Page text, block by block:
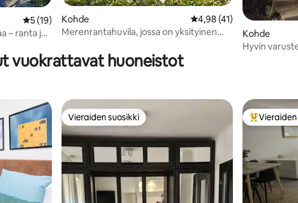
Keskimääräinen arvio 5/5, 19 arvostelua
5 (19)
– ranta ja
Kohde Keskimääräinen arvio
4,98 (41)
Merenrantahuvila, jossa on yksityinen
Kohde
Hyvin
vuokrattavat huoneistot
Vieraiden suosikki
Vieraiden suosikki Vieraiden